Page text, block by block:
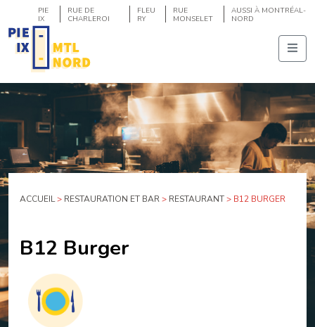
PIE
IX
RUE DE
CHARLEROI
FLEU
RY
RUE
MONSELET
AUSSI À MONTRÉAL-
NORD
ACCUEIL> RESTAURATION ET BAR> RESTAURANT> B12 BURGER
B12 Burger